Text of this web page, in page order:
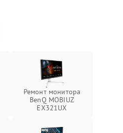
Ремонт монитора
BenQ MOBIUZ
EX321UX